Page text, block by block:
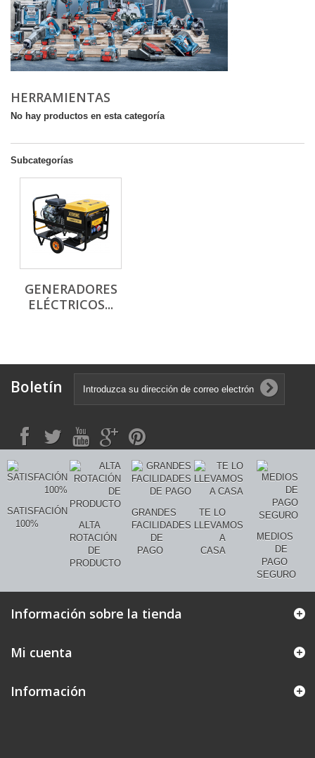
HERRAMIENTAS
No hay productos en esta categoría
Subcategorías
GENERADORES
ELÉCTRICOS...
Boletín
SATISFACIÓN
100%
ALTA
ROTACIÓN
DE
PRODUCTO
GRANDES
FACILIDADES
DE
PAGO
TE LO
LLEVAMOS
A
CASA
MEDIOS
DE
PAGO
SEGURO
Información sobre la tienda
Mi cuenta
Información